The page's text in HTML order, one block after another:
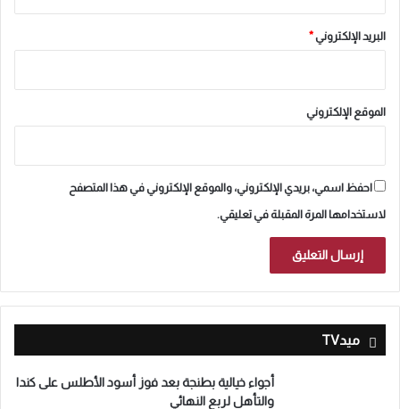
البريد الإلكتروني*
الموقع الإلكتروني
احفظ اسمي، بريدي الإلكتروني، والموقع الإلكتروني في هذا المتصفح
لاستخدامها المرة المقبلة في تعليقي.
ميدTV
أجواء خيالية بطنجة بعد فوز أسود الأطلس على كندا
والتأهل لربع النهائي